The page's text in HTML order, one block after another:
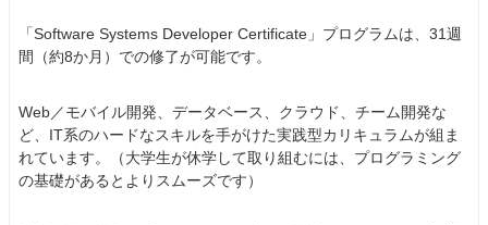
「Software Systems Developer Certificate」プログラムは、31週
間（約8か月）での修了が可能です。
Web／モバイル開発、データベース、クラウド、チーム開発な
ど、IT系のハードなスキルを手がけた実践型カリキュラムが組ま
れています。（大学生が休学して取り組むには、プログラミング
の基礎があるとよりスムーズです）